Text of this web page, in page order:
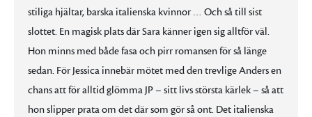
stiliga hjältar, barska italienska kvinnor … Och så till sist
slottet. En magisk plats där Sara känner igen sig alltför väl.
Hon minns med både fasa och pirr romansen för så länge
sedan. För Jessica innebär mötet med den trevlige Anders en
chans att för alltid glömma JP – sitt livs största kärlek – så att
hon slipper prata om det där som gör så ont. Det italienska